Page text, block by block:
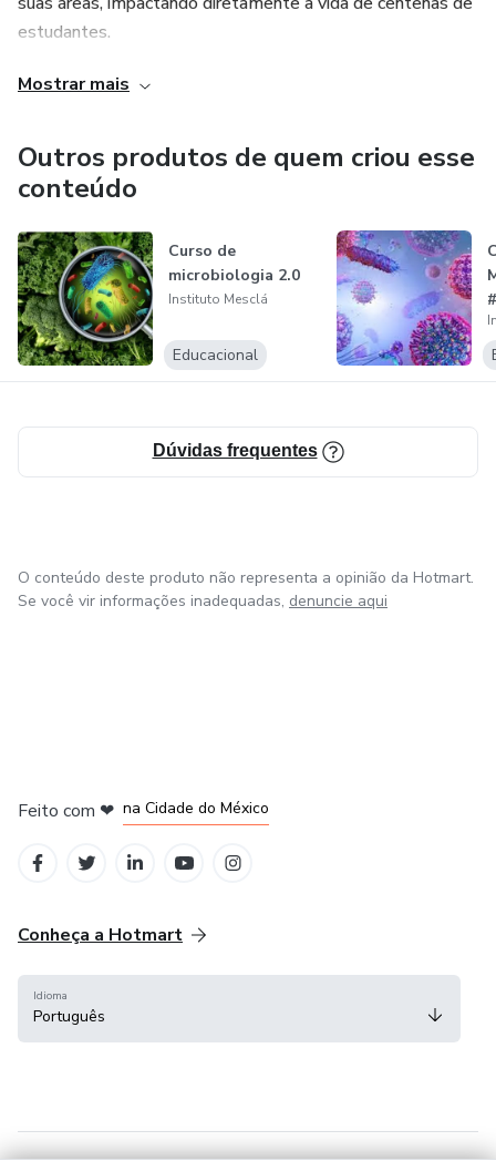
estudantes.
Estamos localizados na Praia do Suá, o coração comercial
ambientes modernos, climatizados e bem localizados,
oferecendo todo o conforto necessário para o seu
aprendizado.
Aqui você aprenderá a se tornar um profissional completo,
absorvendo conteúdos atualizados com embasamento
científico, realizando networking de qualidade e recebendo
dicas sobre liderança, oratória, trabalho em equipe e
muuuito mais!
Instituto Mesclá, o seu diferencial no mercado de trabalho!
Mostrar mais
Outros produtos de quem criou esse
conteúdo
Curso de
microbiologia 2.0
Instituto Mesclá
Educacional
Dúvidas frequentes
O conteúdo deste produto não representa a opinião da Hotmart.
Se você vir informações inadequadas, denuncie aqui
Feito com ❤ na Cidade do México
Conheça a Hotmart
Idioma
Português